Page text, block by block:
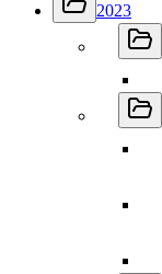
2023